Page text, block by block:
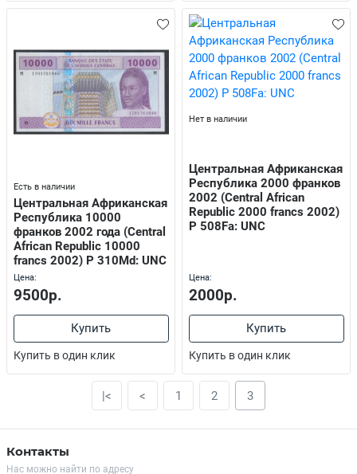
Есть в наличии
Центральная Африканская
Республика 10000
франков 2002 года (Central
African Republic 10000
francs 2002) P 310Md: UNC
Цена:
9500р.
Купить
Купить в один клик
Нет в наличии
Центральная Африканская
Республика 2000 франков
2002 (Central African
Republic 2000 francs 2002)
P 508Fa: UNC
Цена:
2000р.
Купить
Купить в один клик
|< < 1 2 3
Контакты
Нас можно найти по адресу